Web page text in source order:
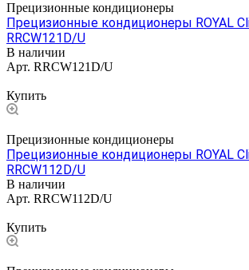
Прецизионные кондиционеры
Прецизионные кондиционеры ROYAL
RRCW121D/U
В наличии
Арт. RRCW121D/U
Купить
Прецизионные кондиционеры
Прецизионные кондиционеры ROYAL
RRCW112D/U
В наличии
Арт. RRCW112D/U
Купить